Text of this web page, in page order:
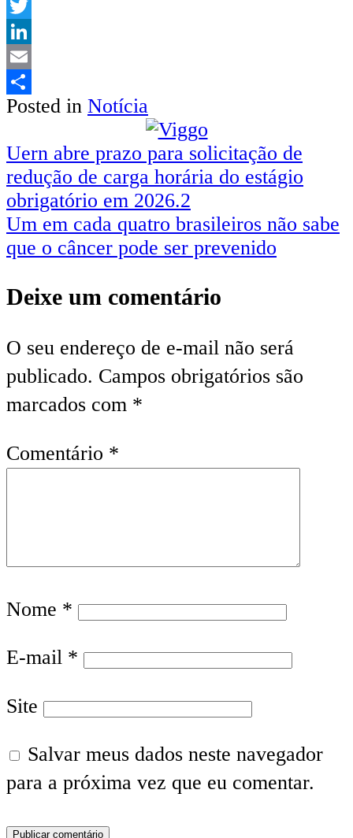
WhatsApp
Twitter
LinkedIn
Email
Share
Posted in Notícia
Navegação
de
Post
Uern abre prazo para solicitação de
redução de carga horária do estágio
obrigatório em 2026.2
Um em cada quatro brasileiros não sabe
que o câncer pode ser prevenido
Deixe um comentário
O seu endereço de e-mail não será
publicado. Campos obrigatórios são
marcados com *
Comentário *
Nome *
E-mail *
Site
Salvar meus dados neste navegador
para a próxima vez que eu comentar.